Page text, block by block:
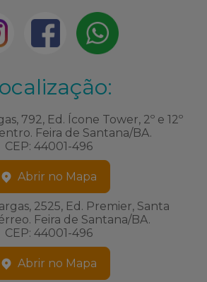
792, Ed. Ícone Tower, 2º e 12º
Feira de Santana/BA.
CEP: 44001-496
Abrir no Mapa
2525, Ed. Premier, Santa
Feira de Santana/BA.
CEP: 44001-496
Abrir no Mapa